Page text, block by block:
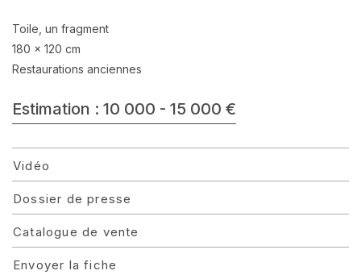
Toile, un fragment
180 x 120 cm
Restaurations anciennes
Estimation : 10 000 - 15 000 €
Vidéo
Dossier de presse
Catalogue de vente
Envoyer la fiche